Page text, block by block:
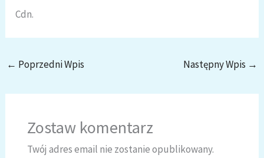
Cdn.
← Poprzedni Wpis Następny Wpis →
Zostaw komentarz
Twój adres email nie zostanie opublikowany.